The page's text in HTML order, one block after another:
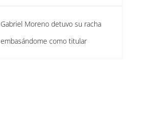
Gabriel Moreno detuvo su racha
embasándome como titular